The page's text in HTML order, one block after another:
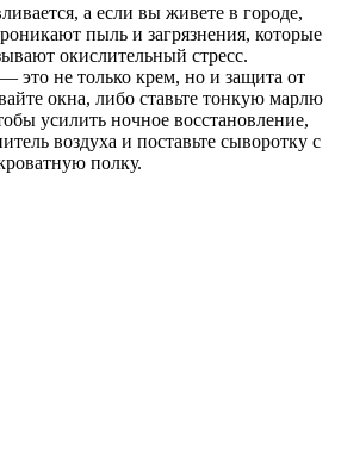
а если вы живете в городе,
пыль и загрязнения, которые
окислительный стресс.
это не только крем, но и защита от
окна, либо ставьте тонкую марлю
усилить ночное восстановление,
воздуха и поставьте сыворотку с
полку.